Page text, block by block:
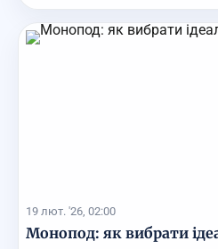
19 лют. '26, 02:00
Монопод: як вибрати